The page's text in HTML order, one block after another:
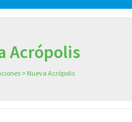
Acrópolis
> Nueva Acrópolis